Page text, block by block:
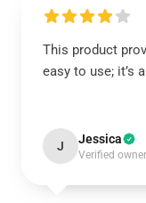
This product
easy to use; it’s
J Jessica
Verified owner